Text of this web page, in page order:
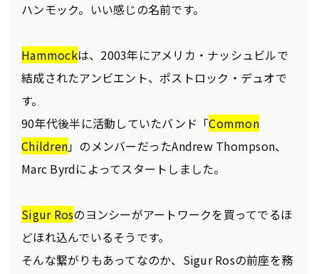
ハンモック。いい感じの名前です。
Hammockは、2003年にアメリカ・ナッシュビルで
結成されたアンビエント、ポストロック・デュオで
す。
90年代後半に活動していたバンド「Common
Children」のメンバーだったAndrew Thompson、
Marc Byrdによってスタートしました。
Sigur Rosのヨンシーがアートワークを買ってでるほ
どほれ込んでいるそうです。
そんな繋がりもあってなのか、Sigur Rosの前座を務